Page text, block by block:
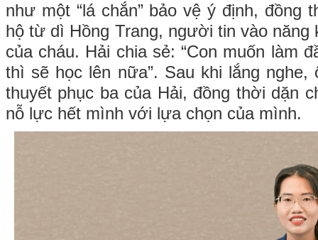
như một “lá chắn” bảo vệ ý định, đồng
hộ từ dì Hồng Trang, người tin vào năng
của cháu. Hải chia sẻ: “Con muốn làm
thì sẽ học lên nữa”. Sau khi lắng nghe,
thuyết phục ba của Hải, đồng thời dặn
nỗ lực hết mình với lựa chọn của mình.